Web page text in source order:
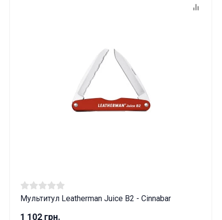
Мультитул Leatherman Juice B2 - Cinnabar
1 102 грн.